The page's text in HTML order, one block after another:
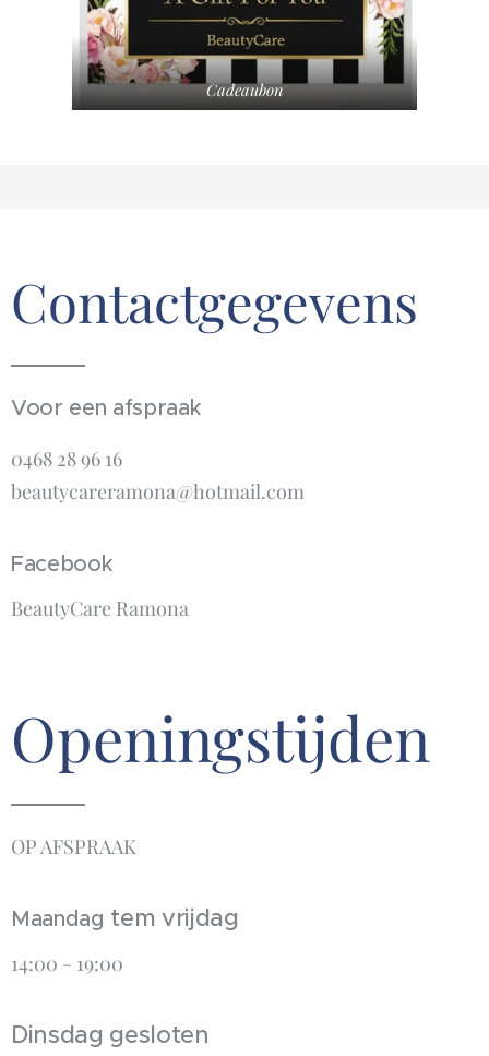
Cadeaubon
Contactgegevens
Voor een afspraak
0468 28 96 16
beautycareramona@hotmail.com
Facebook
BeautyCare Ramona
Openingstijden
OP AFSPRAAK
Maandag tem vrijdag
14:00 - 19:00
Dinsdag gesloten